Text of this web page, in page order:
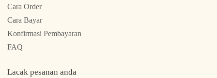
Cara Order
Cara Bayar
Konfirmasi Pembayaran
FAQ
Lacak pesanan anda